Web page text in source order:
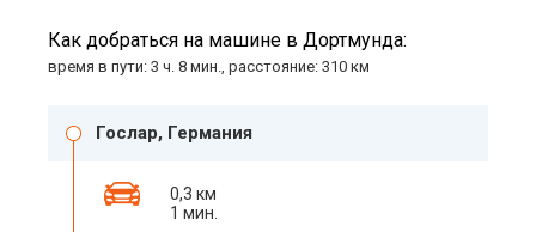
Как добраться на машине в Дортмунда:
время в пути: 3 ч. 8 мин., расстояние: 310 км
Гослар, Германия
0,3 км
1 мин.